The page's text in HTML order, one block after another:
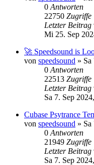
0 Antworten
22750 Zugriffe
Letzter Beitrag
Mi 25. Sep
🚀 Speedsound is
von speedsound » Sa
0 Antworten
22513 Zugriffe
Letzter Beitrag
Sa 7. Sep
Cubase Psytrance
von speedsound » Sa
0 Antworten
21949 Zugriffe
Letzter Beitrag
Sa 7. Sep